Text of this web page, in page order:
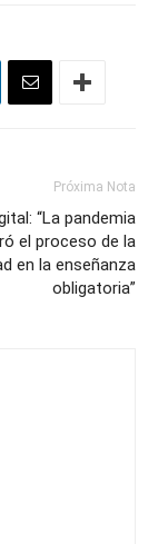
Próxima Nota
“La pandemia
el proceso de la
en la enseñanza
obligatoria”